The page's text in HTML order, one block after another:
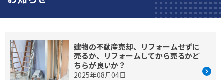
建物の不動産売却、リフォームせずに
売るか、リフォームしてから売るかど
ちらが良いか？
2025年08月04日